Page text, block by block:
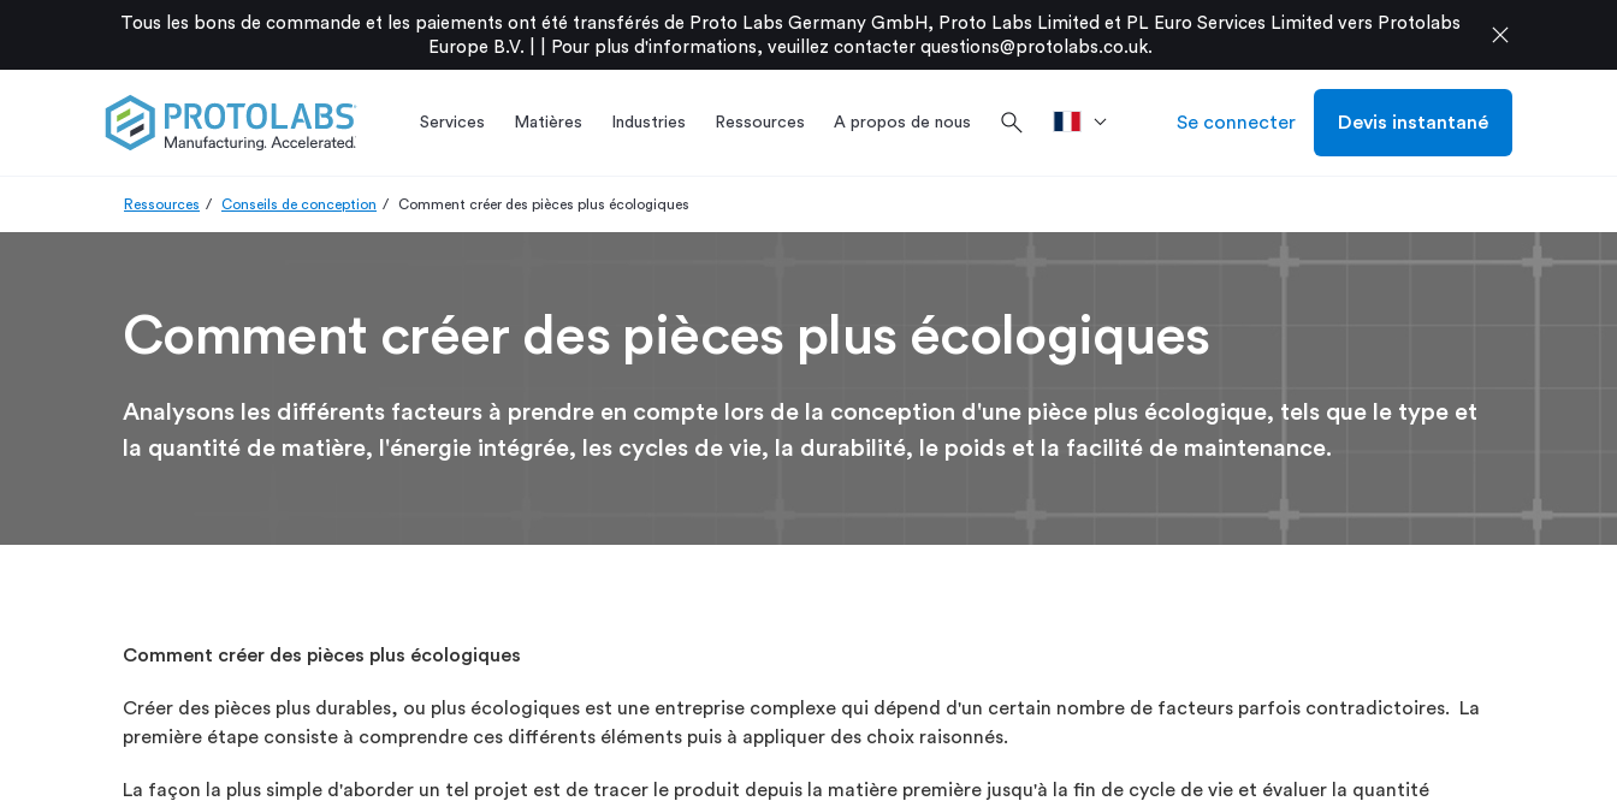
Tous les bons de commande et les paiements ont été transférés de Proto Labs Germany GmbH, Proto Labs Limited et PL Euro Services Limited vers Protolabs
Europe B.V. |
Pour plus d'informations, veuillez contacter questions@protolabs.co.uk. close
Services Matières Industries Ressources A propos de nous search Se connecter Devis instantané
Ressources Conseils de conception Comment créer des pièces plus écologiques
Comment créer des pièces plus écologiques
Analysons les différents facteurs à prendre en compte lors de la conception d'une pièce plus écologique, tels que le type et
la quantité de matière, l'énergie intégrée, les cycles de vie, la durabilité, le poids et la facilité de maintenance.
Comment créer des pièces plus écologiques
Créer des pièces plus durables, ou plus écologiques est une entreprise complexe qui dépend d'un certain nombre de facteurs parfois contradictoires. La
première étape consiste à comprendre ces différents éléments puis à appliquer des choix raisonnés.
La façon la plus simple d'aborder un tel projet est de tracer le produit depuis la matière première jusqu'à la fin de cycle de vie et évaluer la quantité